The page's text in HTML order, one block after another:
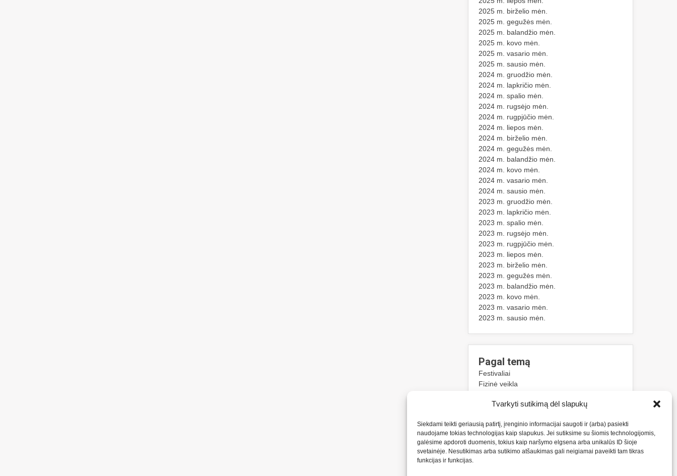
Tvarkyti sutikimą dėl slapukų
Siekdami teikti geriausią patirtį, įrenginio informacijai saugoti ir (arba) pasiekti
naudojame tokias technologijas kaip slapukus. Jei sutiksime su šiomis technologijomis,
galėsime apdoroti duomenis, tokius kaip naršymo elgsena arba unikalūs ID šioje
svetainėje. Nesutikimas arba sutikimo atšaukimas gali neigiamai paveikti tam tikras
funkcijas ir funkcijas.
2025 m. birželio mėn.
2025 m. gegužės mėn.
2025 m. balandžio mėn.
2025 m. kovo mėn.
2025 m. vasario mėn.
2025 m. sausio mėn.
2024 m. gruodžio mėn.
2024 m. lapkričio mėn.
2024 m. spalio mėn.
2024 m. rugsėjo mėn.
2024 m. rugpjūčio mėn.
2024 m. liepos mėn.
2024 m. birželio mėn.
2024 m. gegužės mėn.
2024 m. balandžio mėn.
2024 m. kovo mėn.
2024 m. vasario mėn.
2024 m. sausio mėn.
2023 m. gruodžio mėn.
2023 m. lapkričio mėn.
2023 m. spalio mėn.
2023 m. rugsėjo mėn.
2023 m. rugpjūčio mėn.
2023 m. liepos mėn.
2023 m. birželio mėn.
2023 m. gegužės mėn.
2023 m. balandžio mėn.
2023 m. kovo mėn.
2023 m. vasario mėn.
2023 m. sausio mėn.
Pagal temą
Festivaliai
Fizinė veikla
Kosmetika
Mugės
Paslaugos
Statybos